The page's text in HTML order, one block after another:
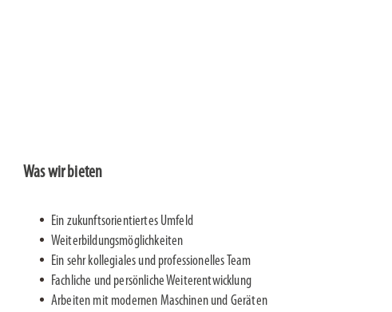
Was wir bieten
Ein zukunftsorientiertes Umfeld
Weiterbildungsmöglichkeiten
Ein sehr kollegiales und professionelles Team
Fachliche und persönliche Weiterentwicklung
Arbeiten mit modernen Maschinen und Geräten